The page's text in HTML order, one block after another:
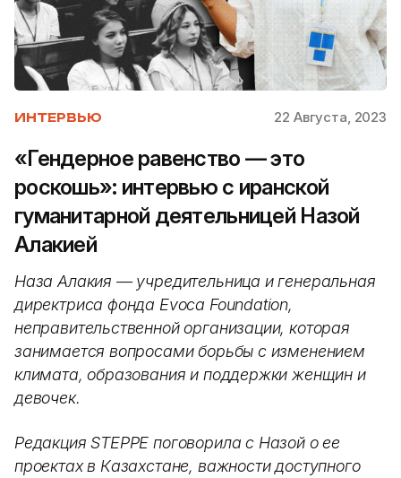
ИНТЕРВЬЮ 22 Августа, 2023
«Гендерное равенство — это
роскошь»: интервью с иранской
гуманитарной деятельницей Назой
Алакией
Наза Алакия — учредительница и генеральная
директриса фонда Evoca Foundation,
неправительственной организации, которая
занимается вопросами борьбы с изменением
климата, образования и поддержки женщин и
девочек.
Редакция STEPPE поговорила с Назой о ее
проектах в Казахстане, важности доступного